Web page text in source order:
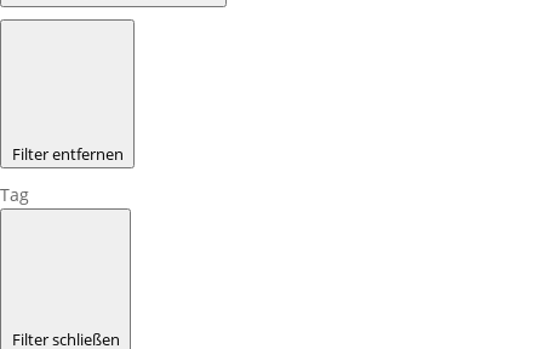
Filter entfernen
Tag
Filter schließen